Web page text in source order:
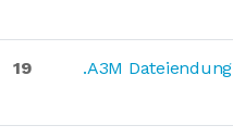
19 .A3M Dateiendung